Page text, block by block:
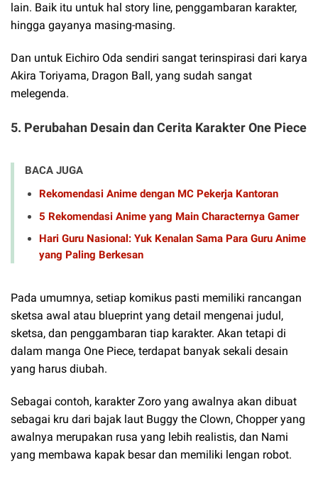
lain. Baik itu untuk hal story line, penggambaran karakter,
hingga gayanya masing-masing.
Dan untuk Eichiro Oda sendiri sangat terinspirasi dari karya
Akira Toriyama, Dragon Ball, yang sudah sangat
melegenda.
5. Perubahan Desain dan Cerita Karakter One Piece
BACA JUGA
Rekomendasi Anime dengan MC Pekerja Kantoran
5 Rekomendasi Anime yang Main Characternya Gamer
Hari Guru Nasional: Yuk Kenalan Sama Para Guru Anime
yang Paling Berkesan
Pada umumnya, setiap komikus pasti memiliki rancangan
sketsa awal atau blueprint yang detail mengenai judul,
sketsa, dan penggambaran tiap karakter. Akan tetapi di
dalam manga One Piece, terdapat banyak sekali desain
yang harus diubah.
Sebagai contoh, karakter Zoro yang awalnya akan dibuat
sebagai kru dari bajak laut Buggy the Clown, Chopper yang
awalnya merupakan rusa yang lebih realistis, dan Nami
yang membawa kapak besar dan memiliki lengan robot.